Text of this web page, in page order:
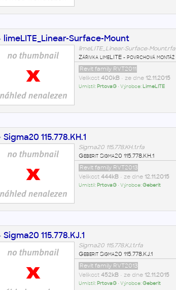
limeLITE_Linear-Surface-Mount
limeLITE_Linear-Surface-Mount.rfa
Zářivka limeLITE - povrchová montáž
Revit family RVT2011
Velikost 400kB• ze dne 12.11.2015
Umístil: PrtovaG• Výrobce: LimeLITE
Sigma20 115.778.KH.1
Sigma20 115.778.KH.1.rfa
Geberit Sigma20 115.778.KH.1
Revit family RVT2013
Velikost 444kB• ze dne 12.11.2015
Umístil: PrtovaG• Výrobce:Geberit
Sigma20 115.778.KJ.1
Sigma20 115.778.KJ.1.rfa
Geberit Sigma20 115.778.KJ.1
Revit family RVT2013
Velikost 452kB• ze dne 12.11.2015
Umístil: PrtovaG• Výrobce:Geberit